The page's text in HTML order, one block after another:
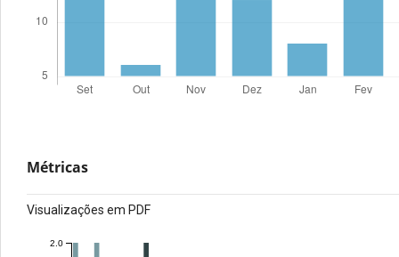
Métricas
Visualizações em PDF
2.0